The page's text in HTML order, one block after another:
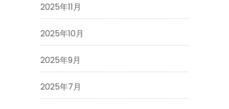
2025年11月
2025年10月
2025年9月
2025年7月